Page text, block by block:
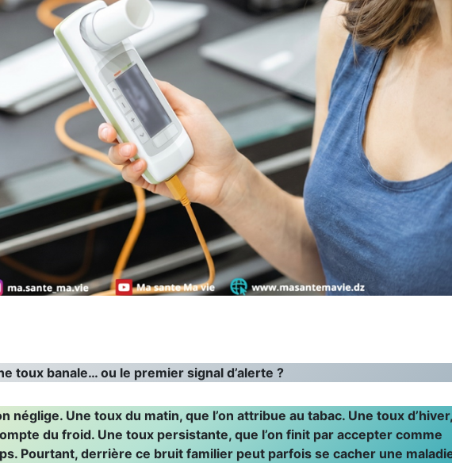
néglige. Une toux du matin, que l’on attribue au tabac. Une toux d’hiver,
du froid. Une toux persistante, que l’on finit par accepter comme